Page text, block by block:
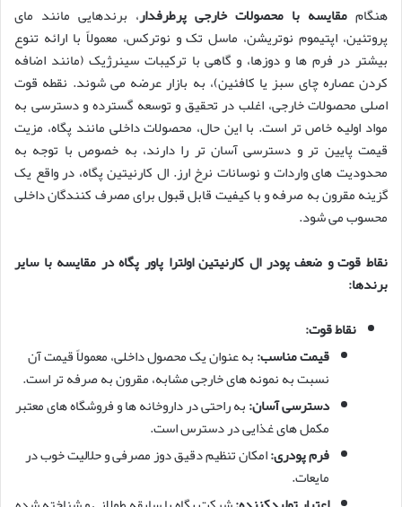
هنگام مقایسه با محصولات خارجی پرطرفدار، برندهایی مانند مای
پروتئین، اپتیموم نوتریشن، ماسل تک و نوترکس، معمولاً با ارائه تنوع
بیشتر در فرم ها و دوزها، و گاهی با ترکیبات سینرژیک (مانند اضافه
کردن عصاره چای سبز یا کافئین)، به بازار عرضه می شوند. نقطه قوت
اصلی محصولات خارجی، اغلب در تحقیق و توسعه گسترده و دسترسی به
مواد اولیه خاص تر است. با این حال، محصولات داخلی مانند پگاه، مزیت
قیمت پایین تر و دسترسی آسان تر را دارند، به خصوص با توجه به
محدودیت های واردات و نوسانات نرخ ارز. ال کارنیتین پگاه، در واقع یک
گزینه مقرون به صرفه و با کیفیت قابل قبول برای مصرف کنندگان داخلی
محسوب می شود.
نقاط قوت و ضعف پودر ال کارنیتین اولترا پاور پگاه در مقایسه با سایر
برندها:
نقاط قوت:
قیمت مناسب:به عنوان یک محصول داخلی، معمولاً قیمت آن
نسبت به نمونه های خارجی مشابه، مقرون به صرفه تر است.
دسترسی آسان:به راحتی در داروخانه ها و فروشگاه های معتبر
مکمل های غذایی در دسترس است.
فرم پودری:امکان تنظیم دقیق دوز مصرفی و حلالیت خوب در
مایعات.